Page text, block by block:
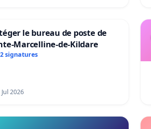
le bureau de poste de
Marcelline-de-Kildare
signatures
Jul 2026